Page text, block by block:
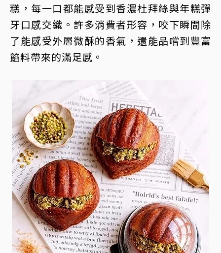
糕，每一口都能感受到香濃杜拜絲與年糕彈
牙口感交織。許多消費者形容，咬下瞬間除
了能感受外層微酥的香氣，還能品嚐到豐富
餡料帶來的滿足感。